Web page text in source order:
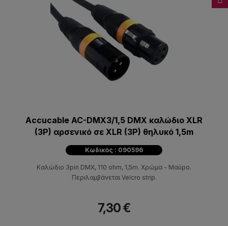
Accucable AC-DMX3/1,5 DMX καλώδιο XLR
(3P) αρσενικό σε XLR (3P) θηλυκό 1,5m
Κωδικός : 090596
Καλώδιο 3pin DMX, 110 ohm, 1,5m. Χρώμα - Μαύρο.
Περιλαμβάνεται Velcro strip.
7,30 €